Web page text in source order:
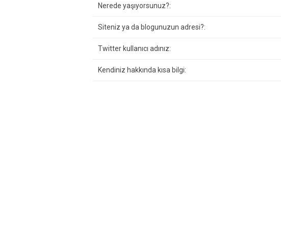
Nerede yaşıyorsunuz?:
Siteniz ya da blogunuzun adresi?:
Twitter kullanıcı adınız:
Kendiniz hakkında kısa bilgi: